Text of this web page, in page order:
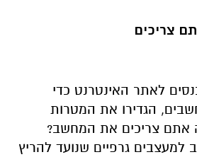
צריכים
לאתר האינטרנט כדי
הגדירו את המטרות
אתם צריכים את המחשב?
גרפיים שנועד להריץ